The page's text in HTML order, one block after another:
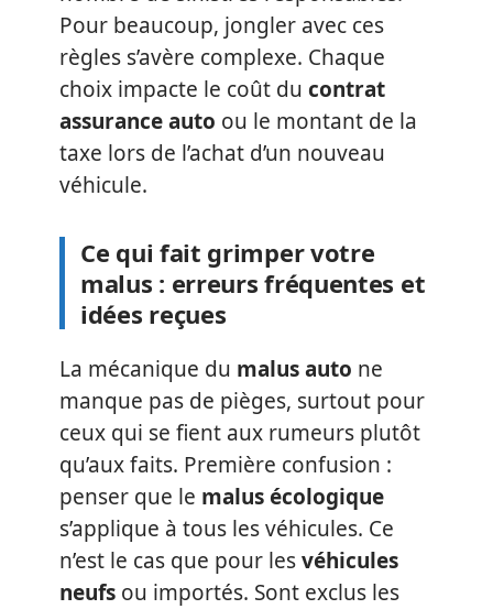
Pour beaucoup, jongler avec ces
règles s’avère complexe. Chaque
choix impacte le coût du contrat
assurance auto ou le montant de la
taxe lors de l’achat d’un nouveau
véhicule.
Ce qui fait grimper votre
malus : erreurs fréquentes et
idées reçues
La mécanique du malus auto ne
manque pas de pièges, surtout pour
ceux qui se fient aux rumeurs plutôt
qu’aux faits. Première confusion :
penser que le malus écologique
s’applique à tous les véhicules. Ce
n’est le cas que pour lesvéhicules
neufs ou importés. Sont exclus les